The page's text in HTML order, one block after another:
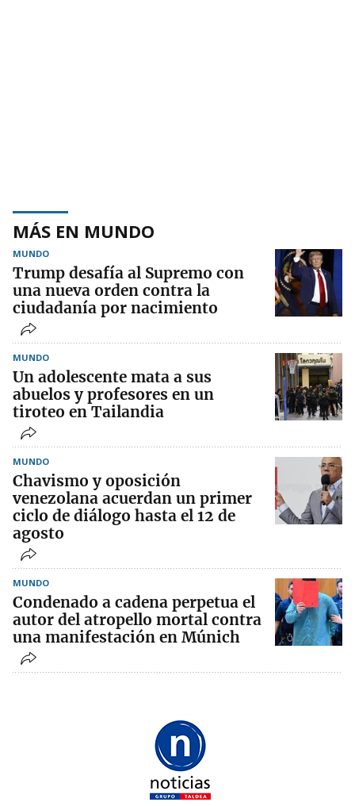
MÁS EN MUNDO
MUNDO
Trump desafía al Supremo con
una nueva orden contra la
ciudadanía por nacimiento
MUNDO
Un adolescente mata a sus
abuelos y profesores en un
tiroteo en Tailandia
MUNDO
Chavismo y oposición
venezolana acuerdan un primer
ciclo de diálogo hasta el 12 de
agosto
MUNDO
Condenado a cadena perpetua el
autor del atropello mortal contra
una manifestación en Múnich